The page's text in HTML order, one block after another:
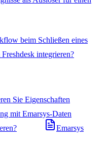
beim Schließen eines
integrieren?
Sie Eigenschaften
mit Emarsys-Daten
Emarsys